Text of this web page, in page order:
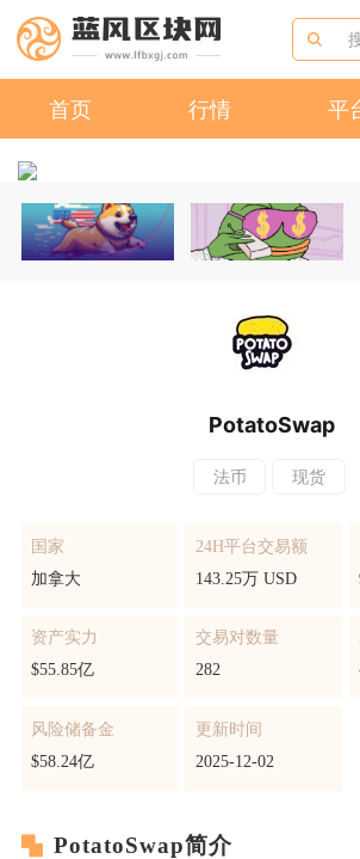
首页 行情 平
PotatoSwap
法币 现货
国家
加拿大
24H平台交易额
143.25万 USD
资产实力
$55.85亿
交易对数量
282
风险储备金
$58.24亿
更新时间
2025-12-02
PotatoSwap简介